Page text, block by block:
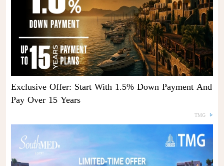
Exclusive Offer: Start With 1.5% Down Payment And
Pay Over 15 Years
TMG